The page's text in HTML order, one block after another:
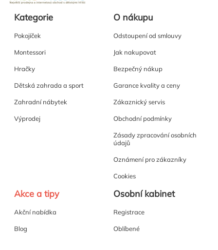
Kategorie
Pokojíček
Montessori
Hračky
Dětská zahrada a sport
Zahradní nábytek
Výprodej
O nákupu
Odstoupení od smlouvy
Jak nakupovat
Bezpečný nákup
Garance kvality a ceny
Zákaznický servis
Obchodní podmínky
Zásady zpracování osobních
údajů
Oznámení pro zákazníky
Cookies
Akce a tipy
Akční nabídka
Blog
Osobní kabinet
Registrace
Oblíbené